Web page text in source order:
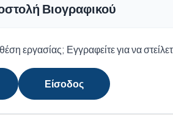
Βιογραφικού
εργασίας; Εγγραφείτε για να
Είσοδος